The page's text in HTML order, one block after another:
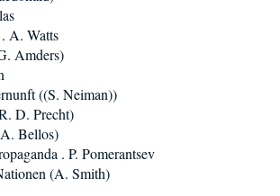
A. Watts
Amders)
((S. Neiman))
D. Precht)
Bellos)
. P. Pomerantsev
(A. Smith)